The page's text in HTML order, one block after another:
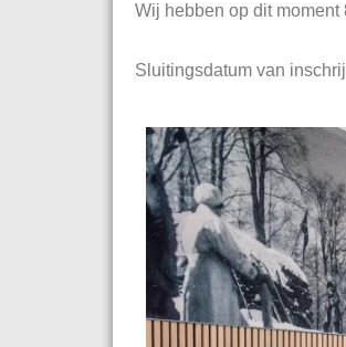
Wij hebben op dit
Sluitingsdatum van